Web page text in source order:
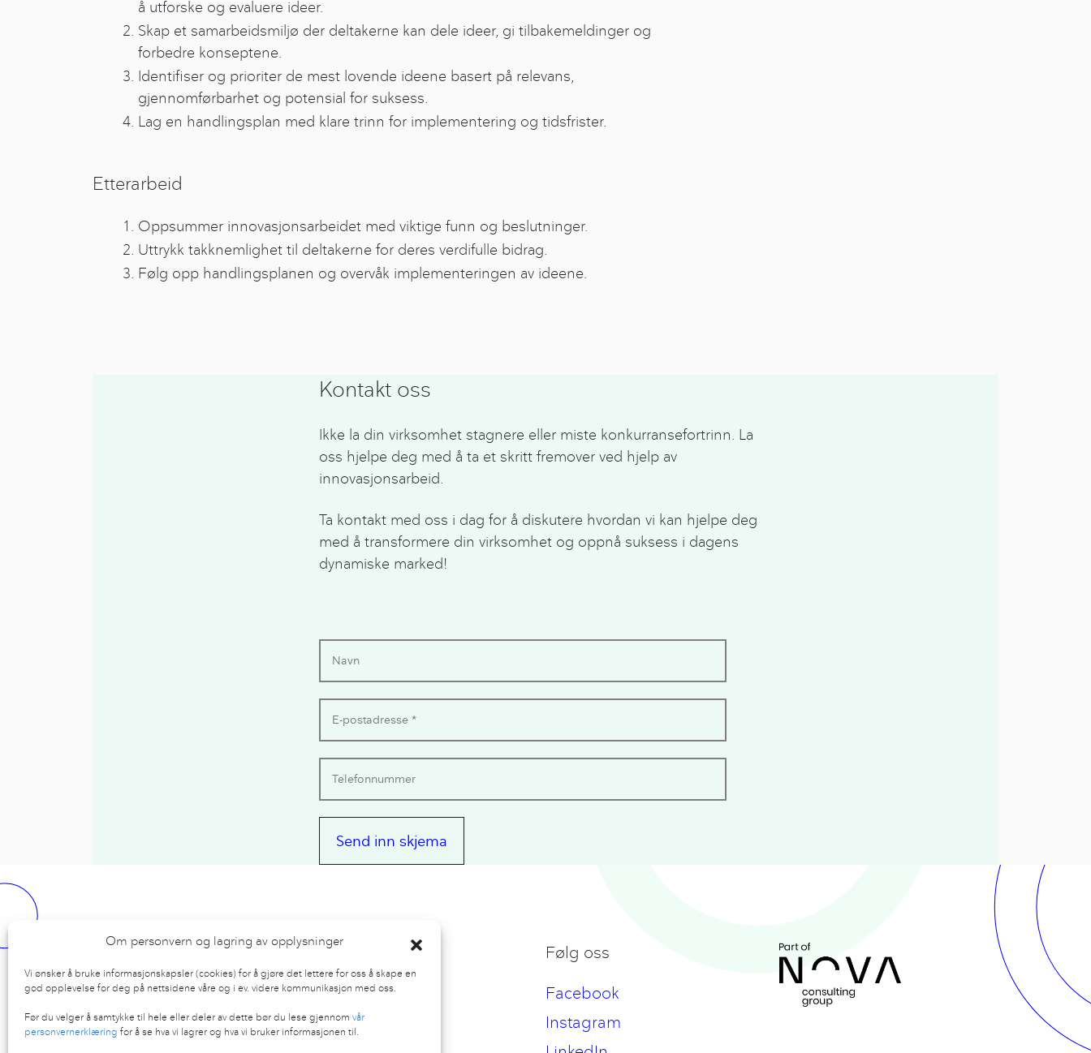
Om personvern og lagring av opplysninger
Vi ønsker å bruke informasjonskapsler (cookies) for å gjøre det lettere for oss å skape en
god opplevelse for deg på nettsidene våre og i ev. videre kommunikasjon med oss.
Før du velger å samtykke til hele eller deler av dette bør du lese gjennom vår
personvernerklæring for å se hva vi lagrer og hva vi bruker informasjonen til.
å utforske og evaluere ideer.
Skap et samarbeidsmiljø der deltakerne kan dele ideer, gi tilbakemeldinger og
forbedre konseptene.
Identifiser og prioriter de mest lovende ideene basert på relevans,
gjennomførbarhet og potensial for suksess.
Lag en handlingsplan med klare trinn for implementering og tidsfrister.
Etterarbeid
Oppsummer innovasjonsarbeidet med viktige funn og beslutninger.
Uttrykk takknemlighet til deltakerne for deres verdifulle bidrag.
Følg opp handlingsplanen og overvåk implementeringen av ideene.
Kontakt oss
Ikke la din virksomhet stagnere eller miste konkurransefortrinn. La
oss hjelpe deg med å ta et skritt fremover ved hjelp av
innovasjonsarbeid.
Ta kontakt med oss i dag for å diskutere hvordan vi kan hjelpe deg
med å transformere din virksomhet og oppnå suksess i dagens
dynamiske marked!
Kom innom oss
Karl Johans gate 16
0154 Oslo
Kontakt oss
hei@nbeat.no
Følg oss
Facebook
Instagram